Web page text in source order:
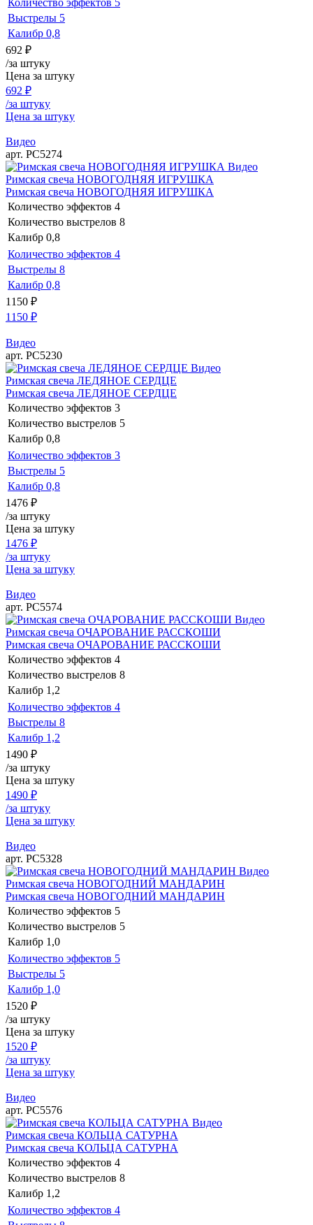
Выстрелы 5
Калибр 0,8
692 ₽
/за штуку
Цена за штуку
692 ₽
/за штуку
Цена за штуку
Видео
арт. РС5274
Видео
Римская свеча НОВОГОДНЯЯ ИГРУШКА
Римская свеча НОВОГОДНЯЯ ИГРУШКА
Количество эффектов 4
Количество выстрелов 8
Калибр 0,8
Количество эффектов 4
Выстрелы 8
Калибр 0,8
1150 ₽
1150 ₽
Видео
арт. РС5230
Видео
Римская свеча ЛЕДЯНОЕ СЕРДЦЕ
Римская свеча ЛЕДЯНОЕ СЕРДЦЕ
Количество эффектов 3
Количество выстрелов 5
Калибр 0,8
Количество эффектов 3
Выстрелы 5
Калибр 0,8
1476 ₽
/за штуку
Цена за штуку
1476 ₽
/за штуку
Цена за штуку
Видео
арт. РС5574
Видео
Римская свеча ОЧАРОВАНИЕ РАССКОШИ
Римская свеча ОЧАРОВАНИЕ РАССКОШИ
Количество эффектов 4
Количество выстрелов 8
Калибр 1,2
Количество эффектов 4
Выстрелы 8
Калибр 1,2
1490 ₽
/за штуку
Цена за штуку
1490 ₽
/за штуку
Цена за штуку
Видео
арт. РС5328
Видео
Римская свеча НОВОГОДНИЙ МАНДАРИН
Римская свеча НОВОГОДНИЙ МАНДАРИН
Количество эффектов 5
Количество выстрелов 5
Калибр 1,0
Количество эффектов 5
Выстрелы 5
Калибр 1,0
1520 ₽
/за штуку
Цена за штуку
1520 ₽
/за штуку
Цена за штуку
Видео
арт. РС5576
Видео
Римская свеча КОЛЬЦА САТУРНА
Римская свеча КОЛЬЦА САТУРНА
Количество эффектов 4
Количество выстрелов 8
Калибр 1,2
Количество эффектов 4